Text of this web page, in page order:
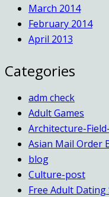
March 2014
February 2014
April 2013
Categories
adm check
Adult Games
Architecture-
Asian Mail Order
blog
Culture-post
Free Adult Dating